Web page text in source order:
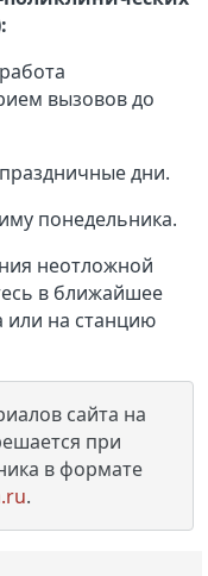
вызовов до
дни.
понедельника.
неотложной
в ближайшее
или на станцию
сайта на
при
в формате
.